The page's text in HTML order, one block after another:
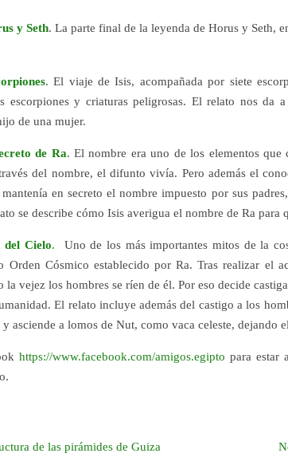
y Seth. La parte final de la leyenda de Horus y Seth,
. El viaje de Isis, acompañada por siete
escorpiones y criaturas peligrosas. El relato nos
de una mujer.
de Ra. El nombre era uno de los elementos que
del nombre, el difunto vivía. Pero además el
en secreto el nombre impuesto por sus
se describe cómo Isis averigua el nombre de Ra
Cielo. Uno de los más importantes mitos de la
Orden Cósmico establecido por Ra. Tras realizar el
la vejez los hombres se ríen de él. Por eso decide
El relato incluye además del castigo a los
asciende a lomos de Nut, como vaca celeste, dejando
https://www.facebook.com/amigos.egipto para estar
de las pirámides de Guiza